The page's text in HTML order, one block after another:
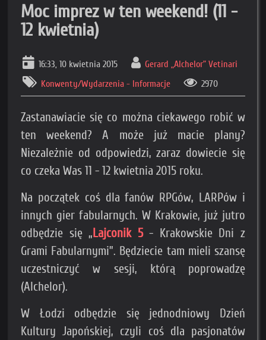
Moc imprez w ten weekend! (11 -
12 kwietnia)
16:33, 10 kwietnia 2015
Gerard „Alchelor” Vetinari
Konwenty/Wydarzenia - Informacje
2970
Zastanawiacie się co można ciekawego robić w
ten weekend? A może już macie plany?
Niezależnie od odpowiedzi, zaraz dowiecie się
co czeka Was 11 - 12 kwietnia 2015 roku.
Na początek coś dla fanów RPGów, LARPów i
innych gier fabularnych. W Krakowie, już jutro
odbędzie się „Lajconik 5- Krakowskie Dni z
Grami Fabularnymi”. Będziecie tam mieli szansę
uczestniczyć w sesji, którą poprowadzę
(Alchelor).
W Łodzi odbędzie się jednodniowy Dzień
Kultury Japońskiej, czyli coś dla pasjonatów